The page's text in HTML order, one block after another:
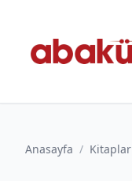
Anasayfa / Kitaplar